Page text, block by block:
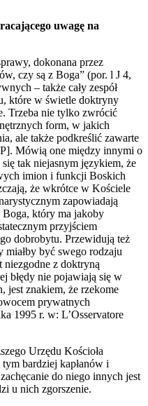
uwagę na
dokonana przez
czy są z Boga” (por. l J 4,
– także cały zespół
które w świetle doktryny
Trzeba nie tylko zwrócić
form, w jakich
ale także podkreślić zawarte
Mówią one między innymi o
tak niejasnym językiem, że
imion i funkcji Boskich
że wkrótce w Kościele
zapowiadają
Boga, który ma jakoby
przyjściem
dobrobytu. Przewidują też
miałby być swego rodzaju
niezgodne z doktryną
błędy nie pojawiają się w
jest znakiem, że rzekome
prywatnych
1995 r. w: L’Osservatore
Urzędu Kościoła
bardziej kapłanów i
do niego innych jest
u nich zgorszenie.